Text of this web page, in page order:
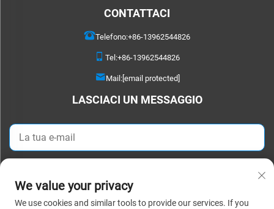
CONTATTACI
Telefono:+86-13962544826
Tel:+86-13962544826
Mail:[email protected]
LASCIACI UN MESSAGGIO
We value your privacy
We use cookies and similar tools to provide our services. If you